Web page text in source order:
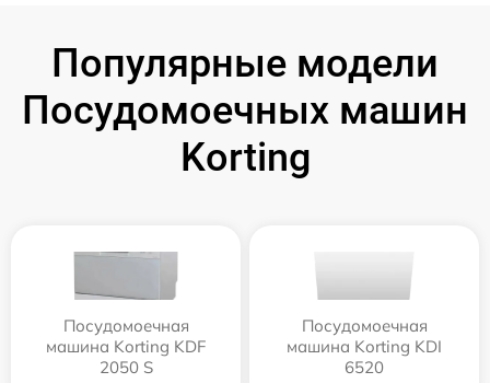
Популярные модели
Посудомоечных машин
Korting
Посудомоечная
машина Korting KDF
2050 S
Посудомоечная
машина Korting KDI
6520